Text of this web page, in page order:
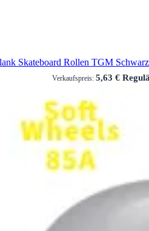
Skateboard Rollen TGM
Verkaufspreis: 5,63 €